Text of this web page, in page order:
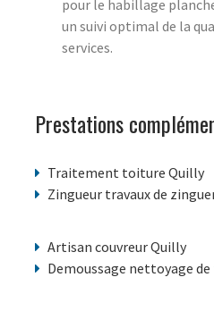
pour le habillage
un suivi optimal de la
services.
Prestations
Traitement toiture Quilly
Zingueur travaux de
Artisan couvreur Quilly
Demoussage nettoyage